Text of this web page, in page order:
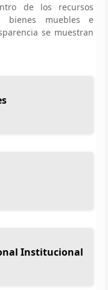
de los recursos
bienes muebles e
se muestran
Institucional